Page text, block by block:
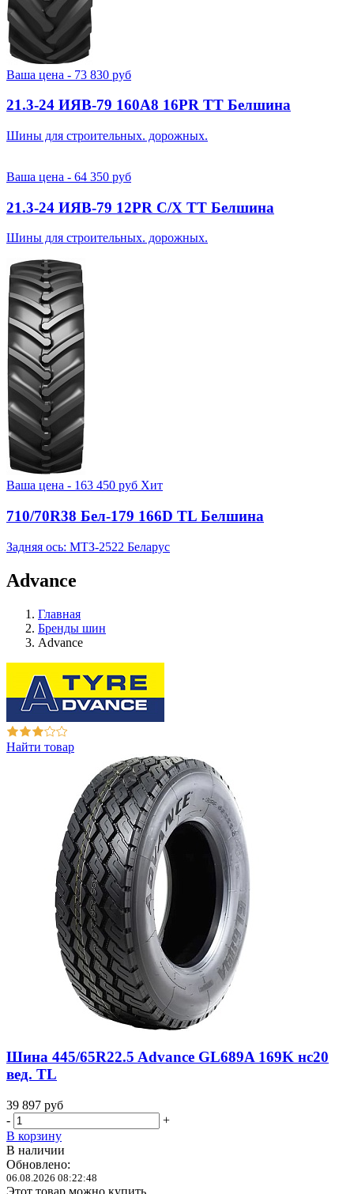
Ваша цена - 73 830 руб
21.3-24 ИЯВ-79 160A8 16PR TT Белшина
Шины для строительных. дорожных.
Ваша цена - 64 350 руб
21.3-24 ИЯВ-79 12PR С/Х TT Белшина
Шины для строительных. дорожных.
Ваша цена - 163 450 руб Хит
710/70R38 Бел-179 166D TL Белшина
Задняя ось: МТЗ-2522 Беларус
Advance
Главная
Бренды шин
Advance
Найти товар
Шина 445/65R22.5 Advance GL689A 169K нс20
вед. TL
39 897 руб
-
+
В корзину
В наличии
Обновлено:
06.08.2026 08:22:48